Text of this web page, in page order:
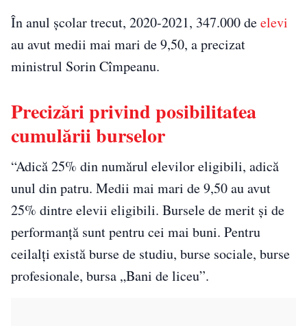
În anul şcolar trecut, 2020-2021, 347.000 deelevi
au avut medii mai mari de 9,50, a precizat
ministrul Sorin Cîmpeanu.
Precizări privind posibilitatea
cumulării burselor
“Adică 25% din numărul elevilor eligibili, adică
unul din patru. Medii mai mari de 9,50 au avut
25% dintre elevii eligibili. Bursele de merit şi de
performanţă sunt pentru cei mai buni. Pentru
ceilalţi există burse de studiu, burse sociale, burse
profesionale, bursa „Bani de liceu”.